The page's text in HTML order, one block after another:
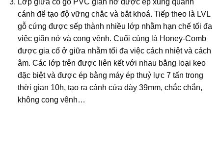
cánh để tạo độ vững chắc và bắt khoá. Tiếp theo là LVL
gỗ cứng được sếp thành nhiều lớp nhằm hạn chế tối đa
việc giãn nở và cong vênh. Cuối cùng là Honey-Comb
được gia cố ở giữa nhằm tối đa việc cách nhiệt và cách
âm. Các lớp trên được liên kết với nhau bằng loại keo
đặc biệt và được ép bằng máy ép thuỷ lực 7 tấn trong
thời gian 10h, tạo ra cánh cửa dày 39mm, chắc chắn,
không cong vênh…